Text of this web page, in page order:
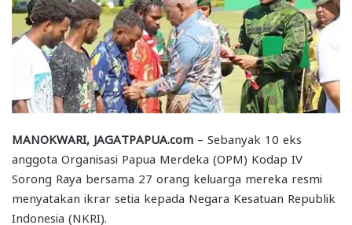
MANOKWARI, JAGATPAPUA.com – Sebanyak 10 eks
anggota Organisasi Papua Merdeka (OPM) Kodap IV
Sorong Raya bersama 27 orang keluarga mereka resmi
menyatakan ikrar setia kepada Negara Kesatuan Republik
Indonesia (NKRI).